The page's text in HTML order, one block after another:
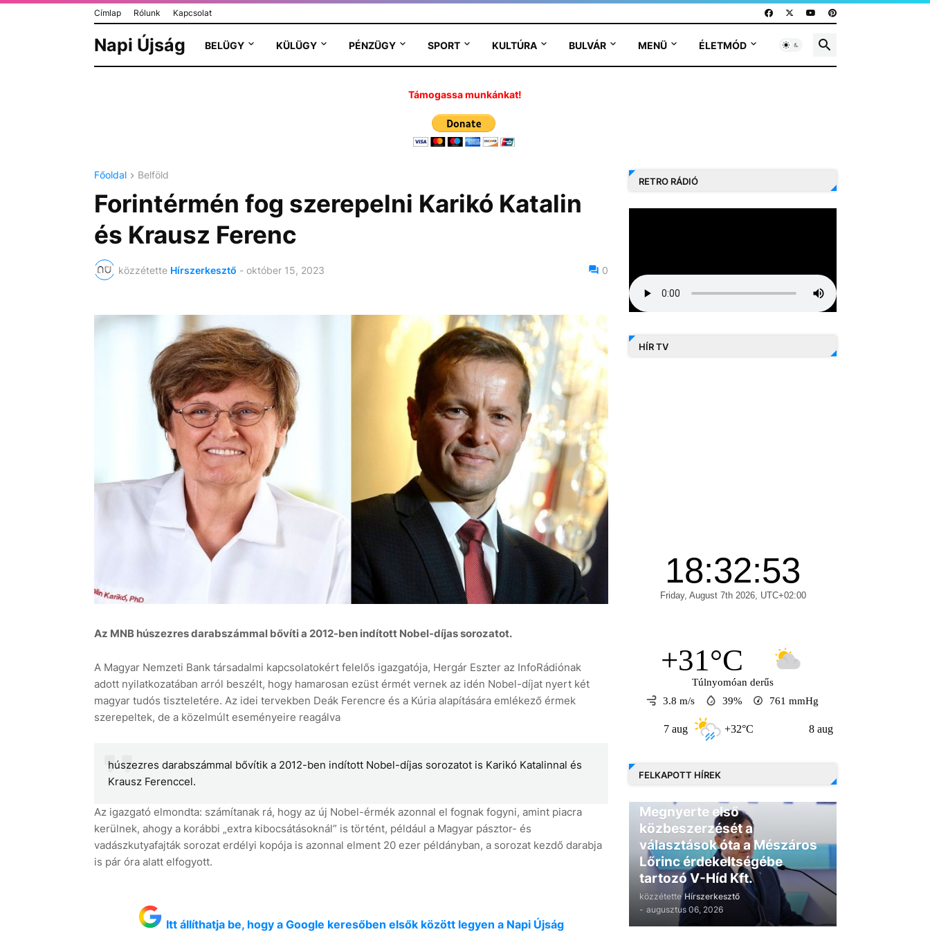
Címlap Rólunk Kapcsolat
Napi Újság BELÜGY KÜLÜGY PÉNZÜGY SPORT KULTÚRA BULVÁR MENÜ ÉLETMÓD
Támogassa munkánkat!
Főoldal Belföld
Forintérmén fog szerepelni Karikó Katalin
és Krausz Ferenc
közzétette Hírszerkesztő - október 15, 2023 0
Az MNB húszezres darabszámmal bővíti a 2012-ben indított Nobel-díjas sorozatot.
A Magyar Nemzeti Bank társadalmi kapcsolatokért felelős igazgatója, Hergár Eszter az InfoRádiónak
adott nyilatkozatában arról beszélt, hogy hamarosan ezüst érmét vernek az idén Nobel-díjat nyert két
magyar tudós tiszteletére. Az idei tervekben Deák Ferencre és a Kúria alapítására emlékező érmek
szerepeltek, de a közelmúlt eseményeire reagálva
húszezres darabszámmal bővítik a 2012-ben indított Nobel-díjas sorozatot is Karikó Katalinnal és
Krausz Ferenccel.
Az igazgató elmondta: számítanak rá, hogy az új Nobel-érmék azonnal el fognak fogyni, amint piacra
kerülnek, ahogy a korábbi „extra kibocsátásoknál” is történt, például a Magyar pásztor- és
vadászkutyafajták sorozat erdélyi kopója is azonnal elment 20 ezer példányban, a sorozat kezdő darabja
is pár óra alatt elfogyott.
Itt állíthatja be, hogy a Google keresőben elsők között legyen a Napi Újság
RETRO RÁDIÓ
HÍR TV
+31°C
Túlnyomóan derűs
3.8 m/s
39% 761 mmHg
+32°C +30°C
FELKAPOTT HÍREK
Megnyerte első
közbeszerzését a
választások óta a Mészáros
Lőrinc érdekeltségébe
tartozó V-Híd Kft.
közzétette Hírszerkesztő
- augusztus 06, 2026